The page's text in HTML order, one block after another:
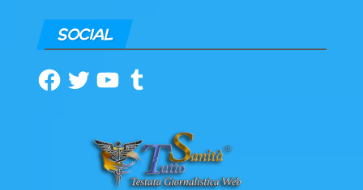
SOCIAL
Facebook
TwitterYouTubeTumblr